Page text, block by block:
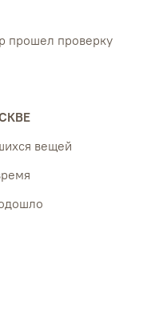
прошел проверку
вещей